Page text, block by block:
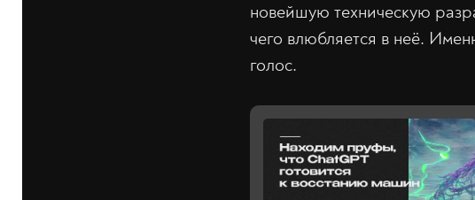
новейшую техническую
чего влюбляется в неё.
голос.